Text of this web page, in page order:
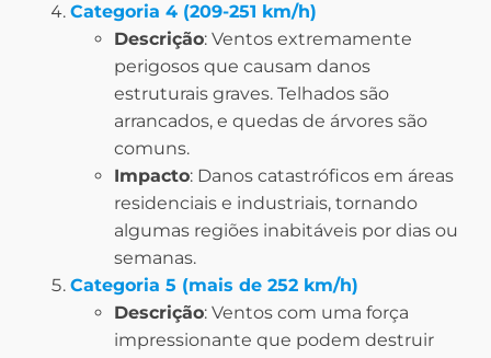
Categoria 4 (209-251 km/h)
Descrição: Ventos extremamente
perigosos que causam danos
estruturais graves. Telhados são
arrancados, e quedas de árvores são
comuns.
Impacto: Danos catastróficos em áreas
residenciais e industriais, tornando
algumas regiões inabitáveis por dias ou
semanas.
Categoria 5 (mais de 252 km/h)
Descrição: Ventos com uma força
impressionante que podem destruir